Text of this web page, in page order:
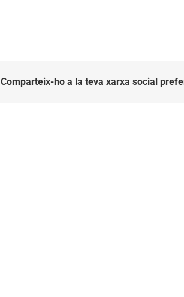
Comparteix-ho a la teva xarxa social